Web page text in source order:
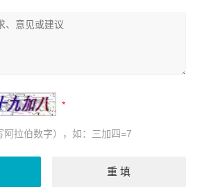
阿拉伯数字），如：三加四=7